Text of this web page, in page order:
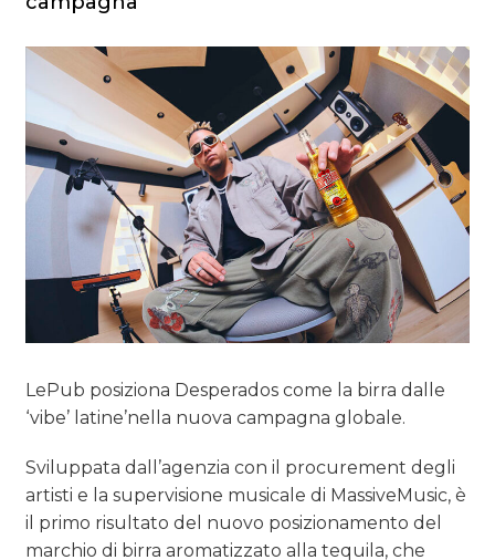
LePub posiziona Desperados come la birra dalle
‘vibe’ latine’nella nuova campagna globale.
Sviluppata dall’agenzia con il procurement degli
artisti e la supervisione musicale di MassiveMusic, è
il primo risultato del nuovo posizionamento del
marchio di birra aromatizzato alla tequila, che